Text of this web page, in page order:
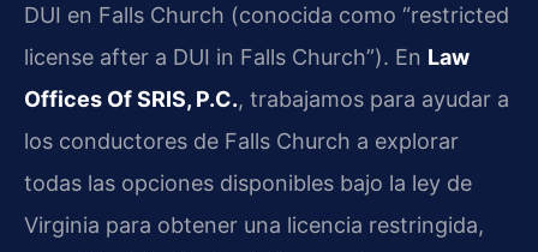
DUI en Falls Church (conocida como “restricted
license after a DUI in Falls Church”). En Law
Offices Of SRIS, P.C., trabajamos para ayudar a
los conductores de Falls Church a explorar
todas las opciones disponibles bajo la ley de
Virginia para obtener una licencia restringida,